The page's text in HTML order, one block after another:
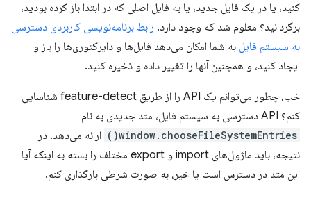
کنید، یا در یک فایل جدید، یا به فایل اصلی که در ابتدا باز کرده بودید،
برگردانید؟ معلوم شد که وجود دارد. رابط برنامه‌نویسی کاربردی دسترسی
به سیستم فایل به شما امکان می‌دهد فایل‌ها و دایرکتوری‌ها را باز و
ایجاد کنید، و همچنین آنها را تغییر داده و ذخیره کنید.
خب، چطور می‌توانم یک API را از طریق feature-detect شناسایی
کنم؟ API دسترسی به سیستم فایل، متد جدیدی به نام
window.chooseFileSystemEntries()
ارائه می‌دهد. در
نتیجه، باید ماژول‌های import و export مختلف را بسته به اینکه آیا
این متد در دسترس است یا خیر، به صورت شرطی بارگذاری کنم.